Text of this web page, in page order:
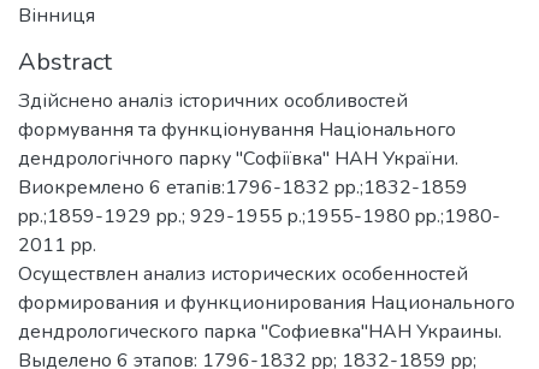
Вінниця
Abstract
Здійснено аналіз історичних особливостей
формування та функціонування Національного
дендрологічного парку "Софіївка" НАН України.
Виокремлено 6 етапів:1796-1832 pp.;1832-1859
pp.;1859-1929 pp.; 929-1955 p.;1955-1980 pp.;1980-
2011 pp.
Осуществлен анализ исторических особенностей
формирования и функционирования Национального
дендрологического парка "Софиевка"НАН Украины.
Выделено 6 этапов: 1796-1832 pp; 1832-1859 pp;